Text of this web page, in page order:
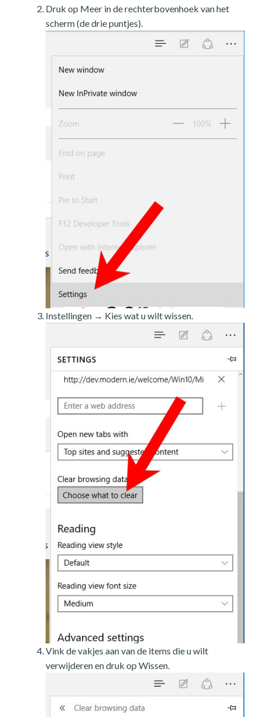
Druk op Meer in de rechterbovenhoek van het
scherm (de drie puntjes).
Instellingen → Kies wat u wilt wissen.
Vink de vakjes aan van de items die u wilt
verwijderen en druk op Wissen.